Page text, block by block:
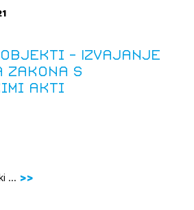
- Izvajanje
zakona s
akti
...